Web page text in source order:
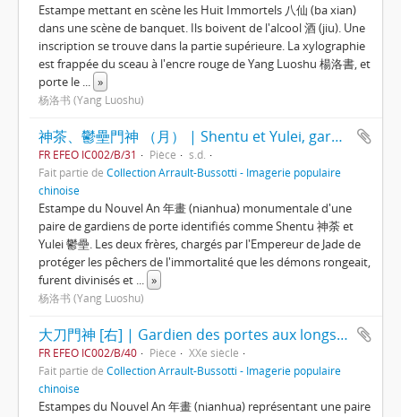
Estampe mettant en scène les Huit Immortels 八仙 (ba xian)
dans une scène de banquet. Ils boivent de l'alcool 酒 (jiu). Une
inscription se trouve dans la partie supérieure. La xylographie
est frappée du sceau à l'encre rouge de Yang Luoshu 楊洛書, et
porte le ... »
杨洛书 (Yang Luoshu)
神茶、鬱壘門神 （月） | Shentu et Yulei, gardiens de porte (lunaire)
FR EFEO IC002/B/31 Pièce
s.d.
Fait partie de Collection Arrault-Bussotti - Imagerie populaire
chinoise
Estampe du Nouvel An 年畫 (nianhua) monumentale d'une
paire de gardiens de porte identifiés comme Shentu 神荼 et
Yulei 鬱壘. Les deux frères, chargés par l'Empereur de Jade de
protéger les pêchers de l'immortalité que les démons rongeait,
furent divinisés et ... »
杨洛书 (Yang Luoshu)
大刀門神 [右] | Gardien des portes aux longs couteaux [droite]
FR EFEO IC002/B/40 Pièce
XXe siècle
Fait partie de Collection Arrault-Bussotti - Imagerie populaire
chinoise
Estampes du Nouvel An 年畫 (nianhua) représentant une paire